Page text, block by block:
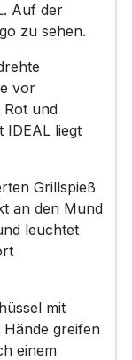
Auf der
zu sehen.
vor
und
IDEAL liegt
Grillspieß
an den Mund
leuchtet
mit
greifen
einem